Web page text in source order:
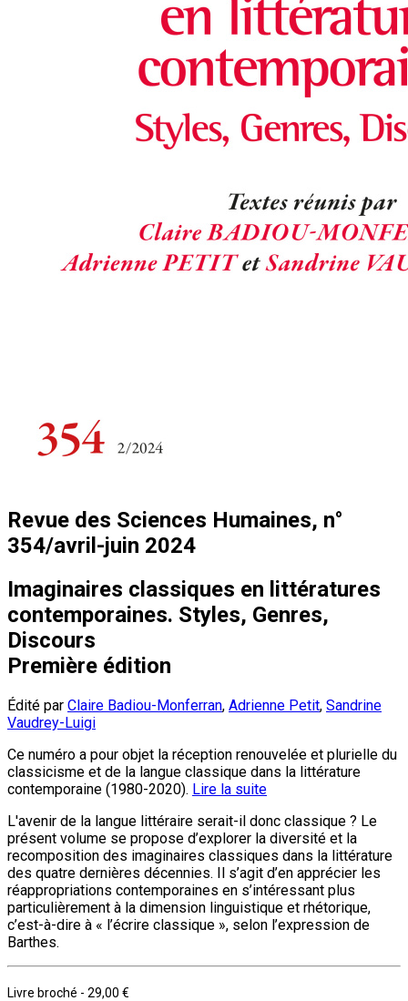
Revue des Sciences Humaines, n°
354/avril-juin 2024
Imaginaires classiques en littératures
contemporaines. Styles, Genres,
Discours
Première édition
Édité par Claire Badiou-Monferran, Adrienne Petit, Sandrine
Vaudrey-Luigi
Ce numéro a pour objet la réception renouvelée et plurielle du
classicisme et de la langue classique dans la littérature
contemporaine (1980-2020). Lire la suite
L'avenir de la langue littéraire serait-il donc classique ? Le
présent volume se propose d’explorer la diversité et la
recomposition des imaginaires classiques dans la littérature
des quatre dernières décennies. Il s’agit d’en apprécier les
réappropriations contemporaines en s’intéressant plus
particulièrement à la dimension linguistique et rhétorique,
c’est-à-dire à « l’écrire classique », selon l’expression de
Barthes.
Livre broché - 29,00 €